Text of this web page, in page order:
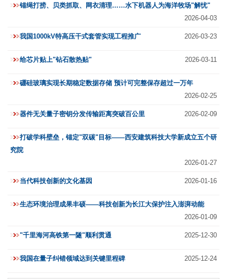
锚绳打捞、贝类抓取、网衣清理……水下机器人为海洋牧场"解忧"
2026-04-03
我国1000kV特高压干式套管实现工程推广 2026-03-23
给芯片贴上"钻石散热贴" 2026-03-11
硼硅玻璃实现长期稳定数据存储 预计可完整保存超过一万年
2026-02-25
器件无关量子密钥分发传输距离突破百公里 2026-02-09
打破学科壁垒，锚定"双碳"目标——西安建筑科技大学新成立五个研
究院
2026-01-27
当代科技创新的文化基因 2026-01-16
生态环境治理成果丰硕——科技创新为长江大保护注入澎湃动能
2026-01-09
"千里海河高铁第一隧"顺利贯通 2025-12-30
我国在量子纠错领域达到关键里程碑 2025-12-24